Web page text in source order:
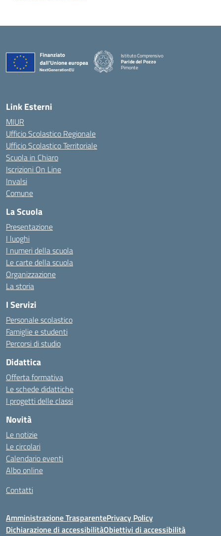
Istituto Comprensivo
Paride del Pozzo
Pimonte
Link Esterni
MIUR
Ufficio Scolastico Regionale
Ufficio Scolastico Territoriale
Scuola in Chiaro
Iscrizioni On Line
Invalsi
Comune
La Scuola
Presentazione
I luoghi
I numeri della scuola
Le carte della scuola
Organizzazione
La storia
I Servizi
Personale scolastico
Famiglie e studenti
Percorsi di studio
Didattica
Offerta formativa
Le schede didattiche
I progetti delle classi
Novità
Le notizie
Le circolari
Calendario eventi
Albo online
Contatti
Amministrazione TrasparentePrivacy Policy
Dichiarazione di accessibilitàObiettivi di accessibilità